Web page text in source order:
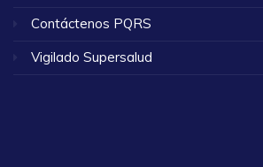
Contáctenos PQRS
Vigilado Supersalud